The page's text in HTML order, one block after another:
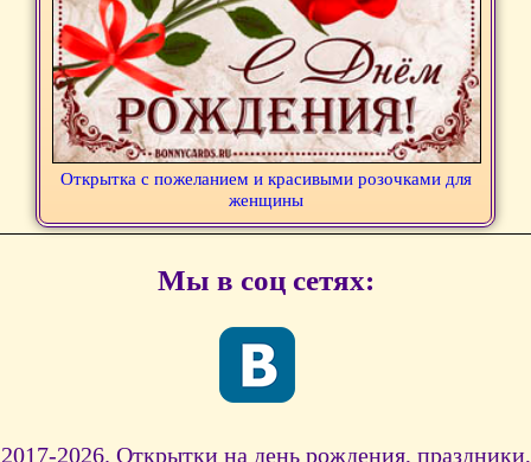
Открытка с пожеланием и красивыми розочками для
женщины
Мы в соц сетях:
2017-2026. Открытки на день рождения, праздники,